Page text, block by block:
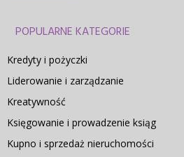
POPULARNE KATEGORIE
Kredyty i pożyczki
Liderowanie i zarządzanie
Kreatywność
Księgowanie i prowadzenie ksiąg
Kupno i sprzedaż nieruchomości